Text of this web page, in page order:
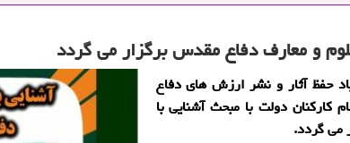
و معارف دفاع مقدس برگزار می گردد
حفظ آثار و نشر ارزش های دفاع
دولت با مبحث آشنایی با
می گردد.